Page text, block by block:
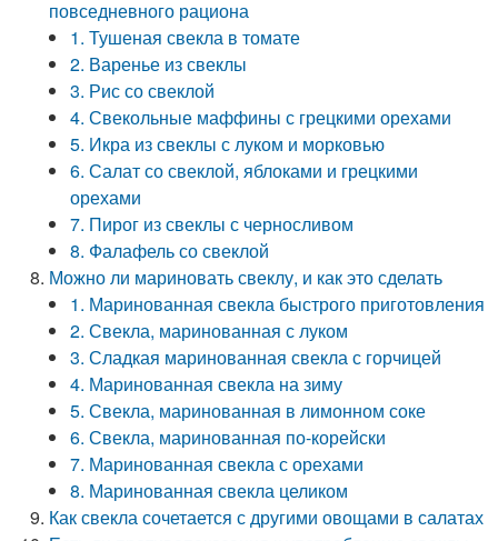
повседневного рациона
1. Тушеная свекла в томате
2. Варенье из свеклы
3. Рис со свеклой
4. Свекольные маффины с грецкими орехами
5. Икра из свеклы с луком и морковью
6. Салат со свеклой, яблоками и грецкими
орехами
7. Пирог из свеклы с черносливом
8. Фалафель со свеклой
Можно ли мариновать свеклу, и как это сделать
1. Маринованная свекла быстрого приготовления
2. Свекла, маринованная с луком
3. Сладкая маринованная свекла с горчицей
4. Маринованная свекла на зиму
5. Свекла, маринованная в лимонном соке
6. Свекла, маринованная по-корейски
7. Маринованная свекла с орехами
8. Маринованная свекла целиком
Как свекла сочетается с другими овощами в салатах